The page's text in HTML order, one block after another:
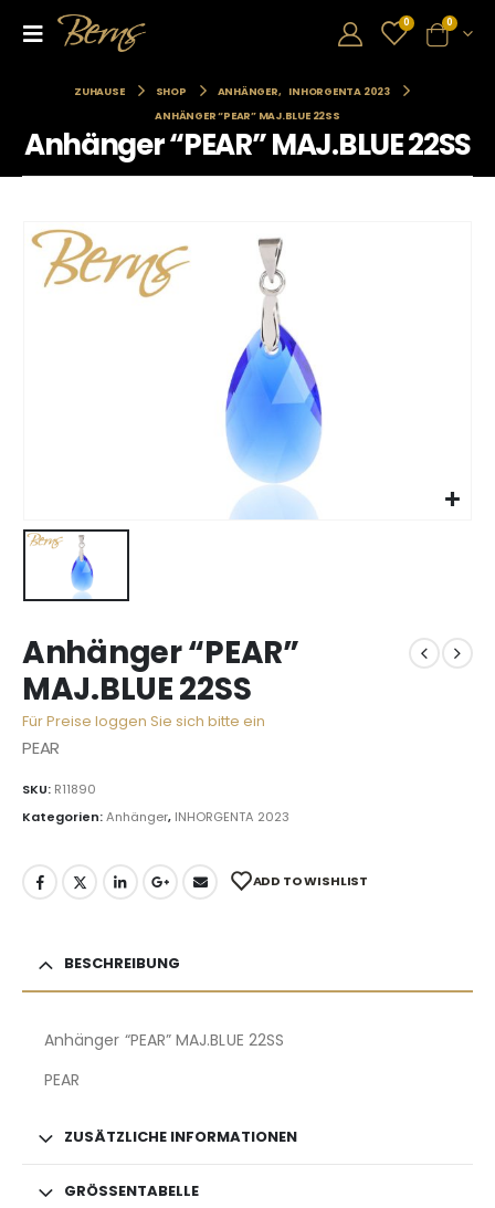
0 0
ZUHAUSE SHOP ANHÄNGER,
INHORGENTA 2023
ANHÄNGER “PEAR” MAJ.BLUE 22SS
Anhänger “PEAR” MAJ.BLUE 22SS
Anhänger “PEAR”
MAJ.BLUE 22SS
Für Preise loggen Sie sich bitte ein
PEAR
SKU: R11890
Kategorien:Anhänger, INHORGENTA 2023
ADD TO WISHLIST
BESCHREIBUNG
Anhänger “PEAR” MAJ.BLUE 22SS
PEAR
ZUSÄTZLICHE INFORMATIONEN
GRÖSSENTABELLE